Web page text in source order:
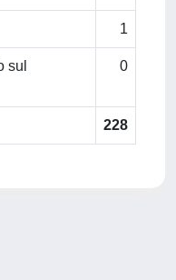
1
sul
0
228